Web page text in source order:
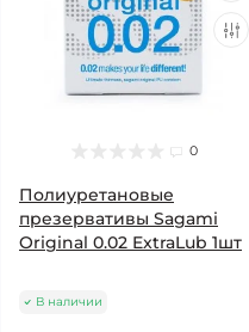
0
Полиуретановые
презервативы Sagami
Original 0.02 ExtraLub 1шт
В наличии